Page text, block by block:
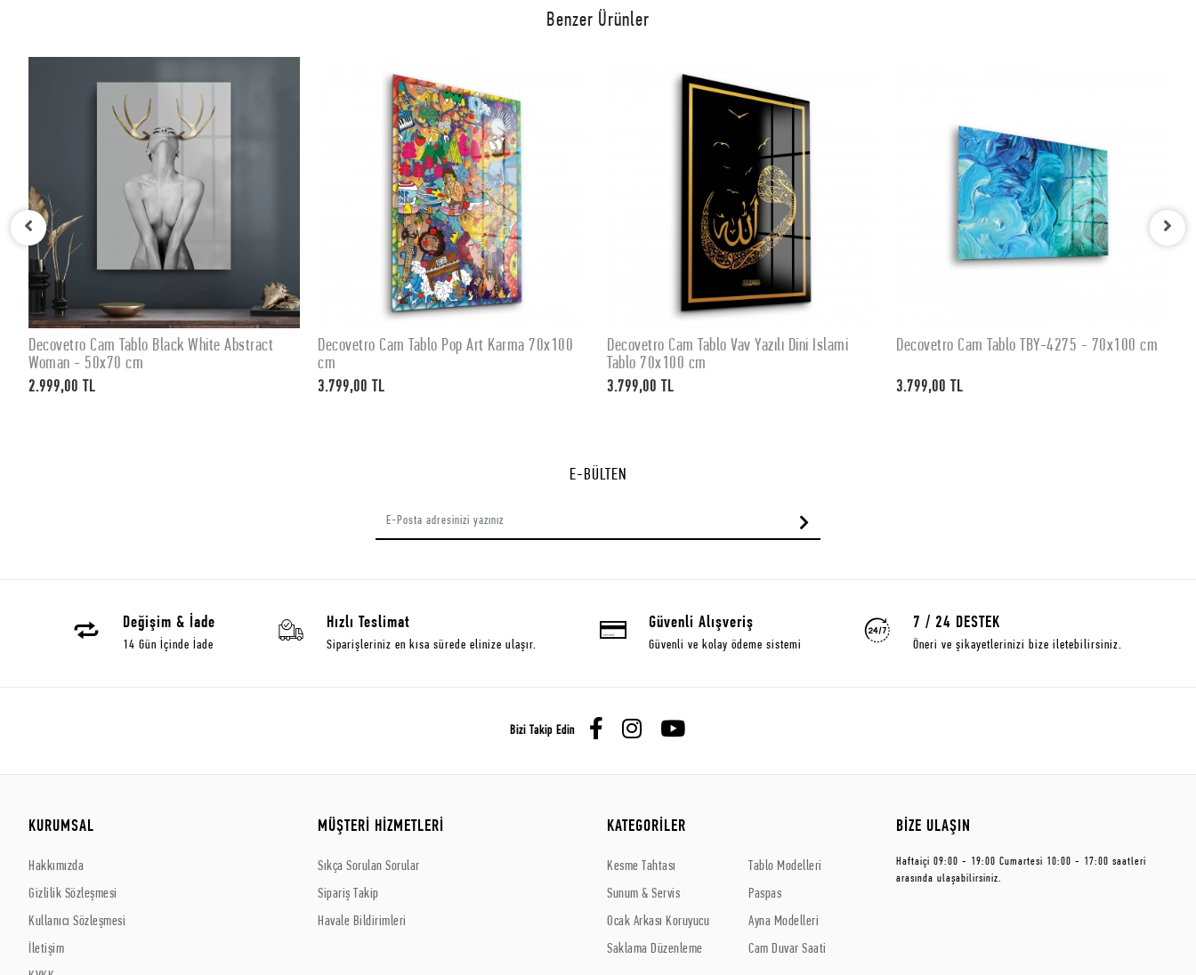
Benzer Ürünler
SEPETE EKLE
Decovetro Cam Tablo Black White Abstract
Woman - 50x70 cm
2.999,00 TL
SEPETE EKLE
Decovetro Cam Tablo Pop Art Karma 70x100
cm
3.799,00 TL
SEPETE EKLE
Decovetro Cam Tablo Vav Yazılı Dini İslami
Tablo 70x100 cm
3.799,00 TL
SEPETE EKLE
Decovetro Cam Tablo TBY-4275 - 70x100 cm
3.799,00 TL
E-BÜLTEN
Değişim & İade
14 Gün İçinde İade
Hızlı Teslimat
Siparişleriniz en kısa sürede elinize ulaşır.
Güvenli Alışveriş
Güvenli ve kolay ödeme sistemi
7 / 24 DESTEK
Öneri ve şikayetlerinizi bize iletebilirsiniz.
Bizi Takip Edin
KURUMSAL
Hakkımızda
Gizlilik Sözleşmesi
Kullanıcı Sözleşmesi
İletişim
MÜŞTERİ HİZMETLERİ
Sıkça Sorulan Sorular
Sipariş Takip
Havale Bildirimleri
KATEGORİLER
Kesme Tahtası
Sunum & Servis
Ocak Arkası Koruyucu
Saklama Düzenleme
Tablo Modelleri
Paspas
Ayna Modelleri
Cam Duvar Saati
BİZE ULAŞIN
Haftaiçi 09:00 - 19:00 Cumartesi 10:00 - 17:00 saatleri
arasında ulaşabilirsiniz.